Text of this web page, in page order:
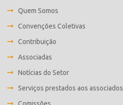
Quem Somos
Convenções Coletivas
Contribuição
Associadas
Notícias do Setor
Serviços prestados aos associados